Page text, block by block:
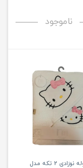
ناموجود
ست حوله نوزادی 2 تکه مدل